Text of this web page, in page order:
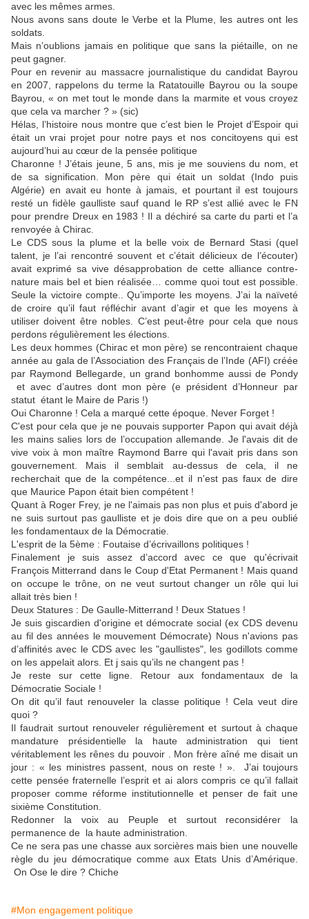
avec les mêmes armes.
Nous avons sans doute le Verbe et la Plume, les autres ont les
soldats.
Mais n’oublions jamais en politique que sans la piétaille, on ne
peut gagner.
Pour en revenir au massacre journalistique du candidat Bayrou
en 2007, rappelons du terme la Ratatouille Bayrou ou la soupe
Bayrou, « on met tout le monde dans la marmite et vous croyez
que cela va marcher ? » (sic)
Hélas, l’histoire nous montre que c’est bien le Projet d’Espoir qui
était un vrai projet pour notre pays et nos concitoyens qui est
aujourd’hui au cœur de la pensée politique
Charonne ! J’étais jeune, 5 ans, mis je me souviens du nom, et
de sa signification. Mon père qui était un soldat (Indo puis
Algérie) en avait eu honte à jamais, et pourtant il est toujours
resté un fidèle gaulliste sauf quand le RP s’est allié avec le FN
pour prendre Dreux en 1983 ! Il a déchiré sa carte du parti et l’a
renvoyée à Chirac.
Le CDS sous la plume et la belle voix de Bernard Stasi (quel
talent, je l’ai rencontré souvent et c’était délicieux de l’écouter)
avait exprimé sa vive désapprobation de cette alliance contre-
nature mais bel et bien réalisée… comme quoi tout est possible.
Seule la victoire compte.. Qu’importe les moyens. J’ai la naïveté
de croire qu’il faut réfléchir avant d’agir et que les moyens à
utiliser doivent être nobles. C’est peut-être pour cela que nous
perdons régulièrement les élections.
Les deux hommes (Chirac et mon père) se rencontraient chaque
année au gala de l’Association des Français de l’Inde (AFI) créée
par Raymond Bellegarde, un grand bonhomme aussi de Pondy
et avec d’autres dont mon père (e président d’Honneur par
statut étant le Maire de Paris !)
Oui Charonne ! Cela a marqué cette époque. Never Forget !
C'est pour cela que je ne pouvais supporter Papon qui avait déjà
les mains salies lors de l’occupation allemande. Je l'avais dit de
vive voix à mon maître Raymond Barre qui l'avait pris dans son
gouvernement. Mais il semblait au-dessus de cela, il ne
recherchait que de la compétence...et il n'est pas faux de dire
que Maurice Papon était bien compétent !
Quant à Roger Frey, je ne l'aimais pas non plus et puis d'abord je
ne suis surtout pas gaulliste et je dois dire que on a peu oublié
les fondamentaux de la Démocratie.
L'esprit de la 5ème : Foutaise d’écrivaillons politiques !
Finalement je suis assez d’accord avec ce que qu'écrivait
François Mitterrand dans le Coup d'Etat Permanent ! Mais quand
on occupe le trône, on ne veut surtout changer un rôle qui lui
allait très bien !
Deux Statures : De Gaulle-Mitterrand ! Deux Statues !
Je suis giscardien d'origine et démocrate social (ex CDS devenu
au fil des années le mouvement Démocrate) Nous n'avions pas
d’affinités avec le CDS avec les "gaullistes", les godillots comme
on les appelait alors. Et j sais qu’ils ne changent pas !
Je reste sur cette ligne. Retour aux fondamentaux de la
Démocratie Sociale !
On dit qu’il faut renouveler la classe politique ! Cela veut dire
quoi ?
Il faudrait surtout renouveler régulièrement et surtout à chaque
mandature présidentielle la haute administration qui tient
véritablement les rênes du pouvoir . Mon frère aîné me disait un
jour : « les ministres passent, nous on reste ! ». J’ai toujours
cette pensée fraternelle l’esprit et ai alors compris ce qu’il fallait
proposer comme réforme institutionnelle et penser de fait une
sixième Constitution.
Redonner la voix au Peuple et surtout reconsidérer la
permanence de la haute administration.
Ce ne sera pas une chasse aux sorcières mais bien une nouvelle
règle du jeu démocratique comme aux Etats Unis d’Amérique.
On Ose le dire ? Chiche
#Mon engagement politique